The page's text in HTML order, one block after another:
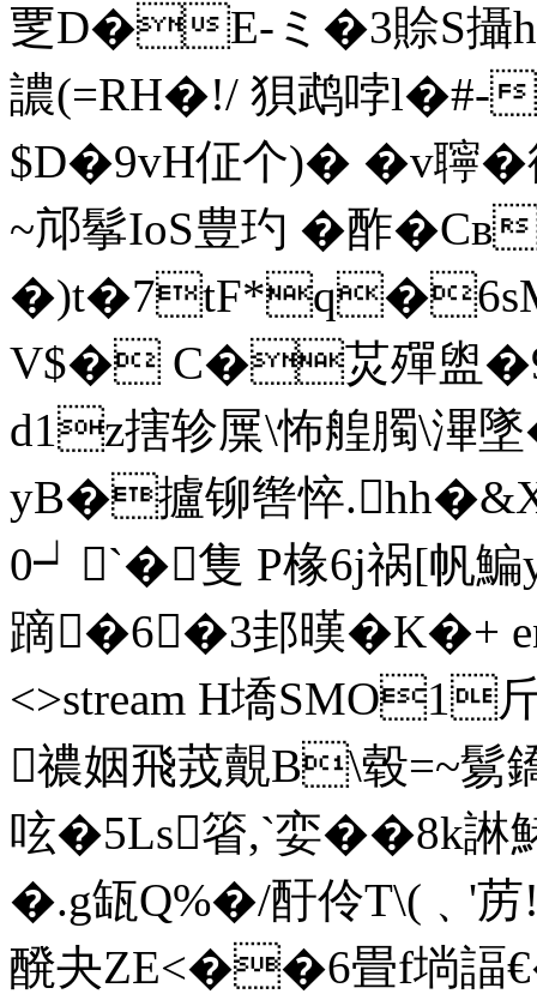
覂D�E-ミ�3賒S攝h
譨(=RH�!/ 狽鹉哱
$D�9vH佂个)� �v聹
~邟鬇IoS豊玓 �酢�Cв
V$� C�炗殫盥�9⑻
d1z搳轸屟\怖艎臅\滭
yB�攎铆辔悴
0┙`� 隻 P椽6j祸[帆
蹢�6�3邽暵�K�+
<>stream H墧
禯姻飛茙覿B\毂=~鬄
呟�5Ls箵,`娈��8k諃
�.g缻Q%�/酑伶T\(﹑'苈
醗夬ZE<��6畳f埫諨